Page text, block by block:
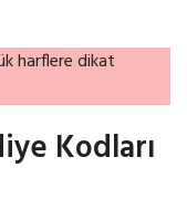
harflere dikat
Kodları